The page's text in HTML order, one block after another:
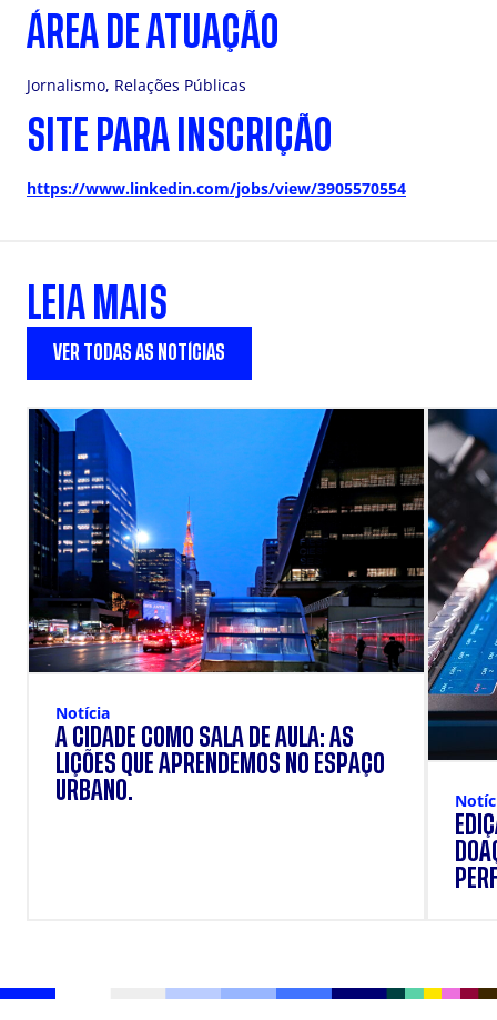
ÁREA DE ATUAÇÃO
Jornalismo, Relações Públicas
SITE PARA INSCRIÇÃO
https://www.linkedin.com/jobs/view/3905570554
LEIA MAIS
VER TODAS AS NOTÍCIAS
Notícia
A CIDADE COMO SALA DE AULA: AS
LIÇÕES QUE APRENDEMOS NO ESPAÇO
URBANO.